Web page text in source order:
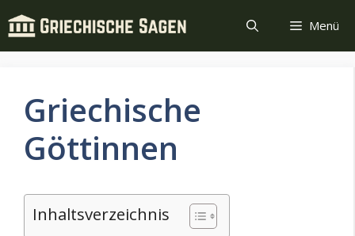
Inhalt
springen
Menü
Griechische
Göttinnen
Inhaltsverzeichnis